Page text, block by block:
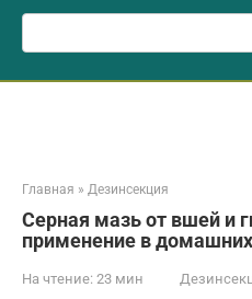
Поиск:
Главная » Дезинсекция
Серная мазь от вшей и
применение в
На чтение: 23 мин